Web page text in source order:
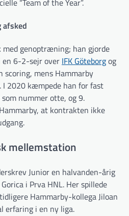
“Team of the Year”.
afsked
genoptræning; han gjorde
en 6-2-sejr over IFK Göteborgog
scoring, mens Hammarby
2020 kæmpede han for fast
nummer otte, og 9.
at kontrakten ikke
mellemstation
Junior en halvanden-årig
i Prva HNL. Her spillede
Hammarby-kollega Jiloan
erfaring i en ny liga.